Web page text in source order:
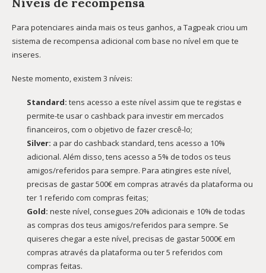
Para potenciares ainda mais os teus ganhos, a Tagpeak criou um
sistema de recompensa adicional com base no nível em que te
inseres.
Neste momento, existem 3 níveis:
Standard: tens acesso a este nível assim que te registas e
permite-te usar o cashback para investir em mercados
financeiros, com o objetivo de fazer crescê-lo;
Silver: a par do cashback standard, tens acesso a 10%
adicional. Além disso, tens acesso a 5% de todos os teus
amigos/referidos para sempre. Para atingires este nível,
precisas de gastar 500€ em compras através da plataforma ou
ter 1 referido com compras feitas;
Gold: neste nível, consegues 20% adicionais e 10% de todas
as compras dos teus amigos/referidos para sempre. Se
quiseres chegar a este nível, precisas de gastar 5000€ em
compras através da plataforma ou ter 5 referidos com
compras feitas.